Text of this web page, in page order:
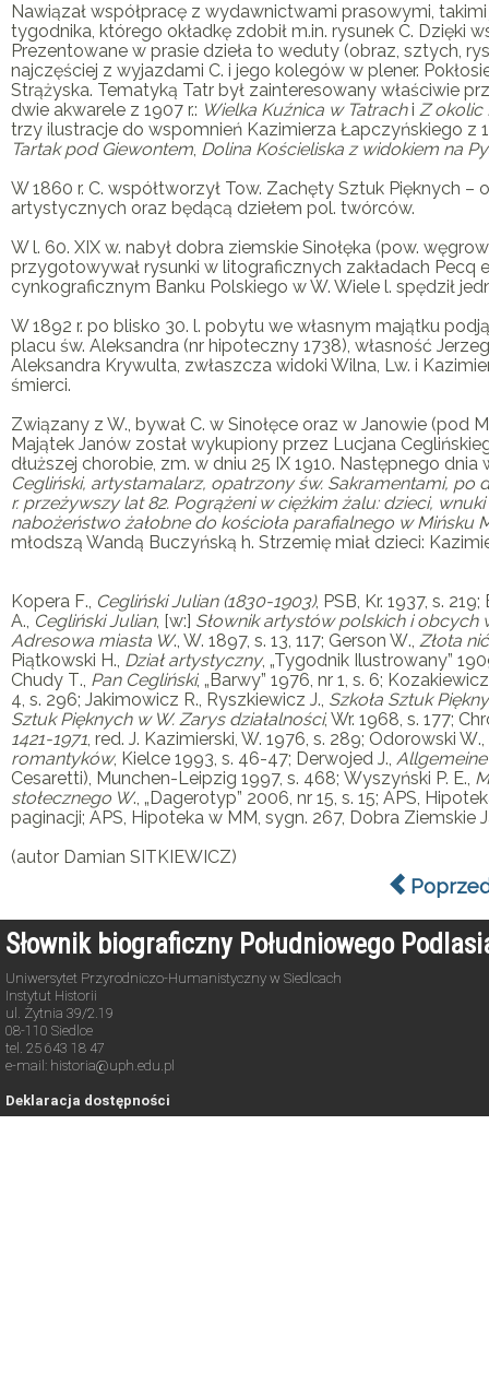
Nawiązał współpracę z wydawnictwami prasowymi,
tygodnika, którego okładkę zdobił m.in. rysunek C. Dzięki
Prezentowane w prasie dzieła to weduty (obraz, sztych,
najczęściej z wyjazdami C. i jego kolegów w plener.
Strążyska. Tematyką Tatr był zainteresowany właściwie
dwie akwarele z 1907 r.: Wielka Kuźnica w Tatrachi Z okolic
trzy ilustracje do wspomnień Kazimierza Łapczyńskiego z
Tartak pod Giewontem, Dolina Kościeliska z widokiem na
W 1860 r. C. współtworzył Tow. Zachęty Sztuk Pięknych
artystycznych oraz będącą dziełem pol. twórców.
W l. 60. XIX w. nabył dobra ziemskie Sinołęka (pow.
przygotowywał rysunki w litograficznych zakładach Pecq
cynkograficznym Banku Polskiego w W. Wiele l. spędził
W 1892 r. po blisko 30. l. pobytu we własnym majątku
placu św. Aleksandra (nr hipoteczny 1738), własność
Aleksandra Krywulta, zwłaszcza widoki Wilna, Lw. i
śmierci.
Związany z W., bywał C. w Sinołęce oraz w Janowie (pod
Majątek Janów został wykupiony przez Lucjana
dłuższej chorobie, zm. w dniu 25 IX 1910. Następnego
Cegliński, artystamalarz, opatrzony św. Sakramentami, po
r. przeżywszy lat 82. Pogrążeni w ciężkim żalu: dzieci,
nabożeństwo żałobne do kościoła parafialnego w Mińsku
młodszą Wandą Buczyńską h. Strzemię miał dzieci:
Kopera F., Cegliński Julian (1830-1903), PSB, Kr. 1937, s. 219;
A., Cegliński Julian, [w:] Słownik artystów polskich i obcych
Adresowa miasta W., W. 1897, s. 13, 117; Gerson W., Złota
Piątkowski H., Dział artystyczny, „Tygodnik Ilustrowany”
Chudy T., Pan Cegliński, „Barwy” 1976, nr 1, s. 6;
4, s. 296; Jakimowicz R., Ryszkiewicz J., Szkoła Sztuk
Sztuk Pięknych w W. Zarys działalności, Wr. 1968, s. 177;
1421-1971, red. J. Kazimierski, W. 1976, s. 289; Odorowski W.,
romantyków, Kielce 1993, s. 46-47; Derwojed J.,
Cesaretti), Munchen-Leipzig 1997, s. 468; Wyszyński P. E.,
stołecznego W., „Dagerotyp” 2006, nr 15, s. 15; APS,
paginacji; APS, Hipoteka w MM, sygn. 267, Dobra Ziemskie
(autor Damian SITKIEWICZ)
Słownik biograficzny Południowego
Uniwersytet Przyrodniczo-Humanistyczny w Siedlcach
Instytut Historii
ul. Żytnia 39/2.19
08-110 Siedlce
tel. 25 643 18 47
e-mail: historia@uph.edu.pl
Deklaracja dostępności